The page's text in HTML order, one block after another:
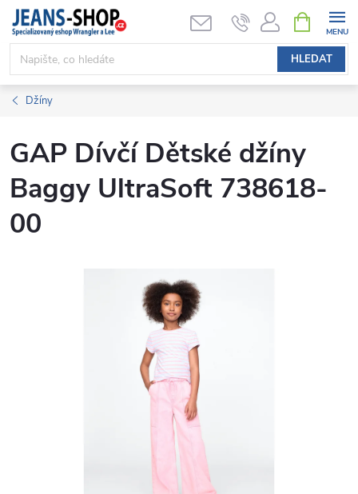
Přejít
obsah
HLEDAT
NÁKUPNÍ
KOŠÍK
Džíny
GAP Dívčí Dětské džíny
Baggy UltraSoft 738618-
00